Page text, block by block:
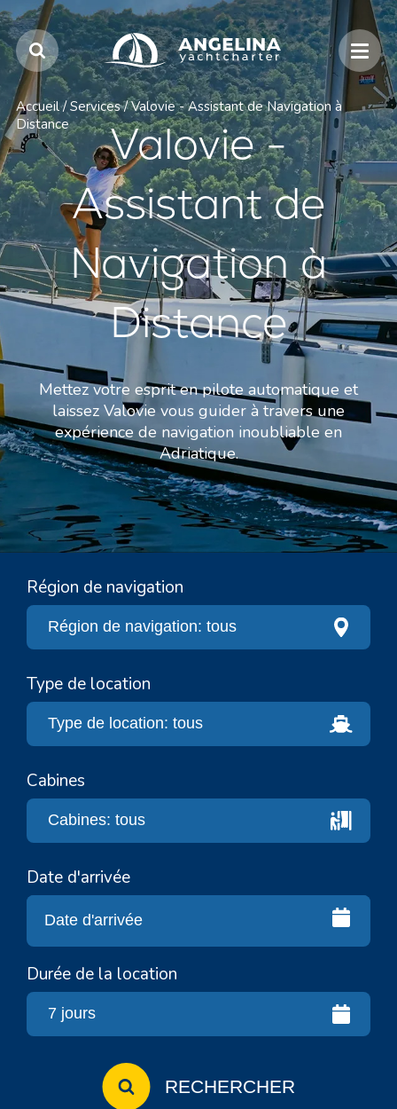
Accueil / Services / Valovie - Assistant de Navigation à
Distance
Valovie -
Assistant de
Navigation à
Distance
Mettez votre esprit en pilote automatique et
laissez Valovie vous guider à travers une
expérience de navigation inoubliable en
Adriatique.
Région de navigation
Type de location
Cabines
Date d'arrivée
Durée de la location
RECHERCHER